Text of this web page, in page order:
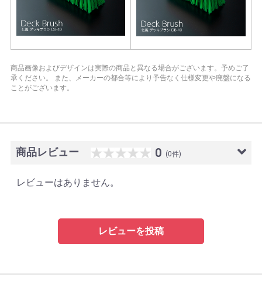
商品画像およびデザインは実際の商品と異なる場合がございます。予めご了
承ください。
また、メーカーの都合等により予告なく仕様変更や廃盤になる
ことがございます。
商品レビュー 0 (0件)
レビューはありません。
レビューを投稿